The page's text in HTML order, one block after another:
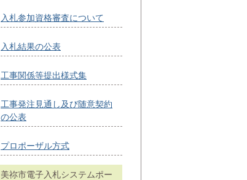
入札参加資格審査について
入札結果の公表
工事関係等提出様式集
工事発注見通し及び随意契約
の公表
プロポーザル方式
美祢市電子入札システムポー